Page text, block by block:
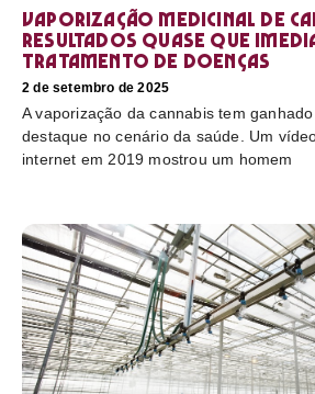
Vaporização medicinal de
resultados quase que
tratamento de doenças
2 de setembro de 2025
A vaporização da cannabis tem
destaque no cenário da saúde. Um
internet em 2019 mostrou um homem